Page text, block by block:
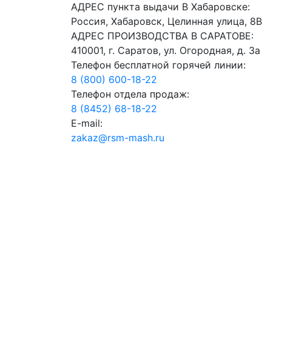
АДРЕС пункта выдачи В Хабаровске:
Россия, Хабаровск, Целинная улица, 8В
АДРЕС ПРОИЗВОДСТВА В САРАТОВЕ:
410001, г. Саратов, ул. Огородная, д. 3а
Телефон бесплатной горячей линии:
8 (800) 600-18-22
Телефон отдела продаж:
8 (8452) 68-18-22
E-mail:
zakaz@rsm-mash.ru